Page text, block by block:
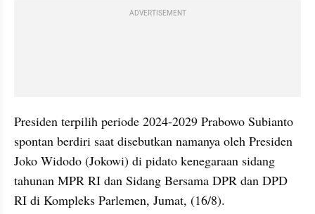
ADVERTISEMENT
Presiden terpilih periode 2024-2029 Prabowo Subianto
spontan berdiri saat disebutkan namanya oleh Presiden
Joko Widodo (Jokowi) di pidato kenegaraan sidang
tahunan MPR RI dan Sidang Bersama DPR dan DPD
RI di Kompleks Parlemen, Jumat, (16/8).